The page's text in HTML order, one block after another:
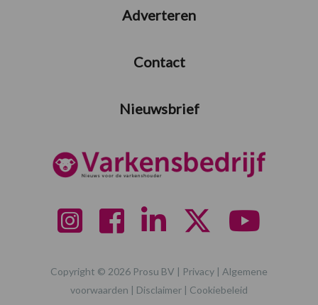
Adverteren
Contact
Nieuwsbrief
Copyright © 2026 Prosu BV | Privacy | Algemene
voorwaarden | Disclaimer | Cookiebeleid